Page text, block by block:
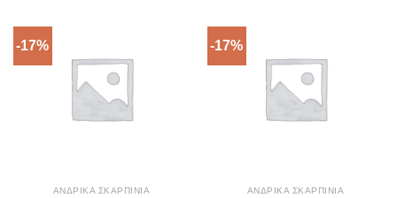
-17%
ΑΝΔΡΙΚΆ ΣΚΑΡΠΊΝΙΑ
-17%
ΑΝΔΡΙΚΆ ΣΚΑΡΠΊΝΙΑ